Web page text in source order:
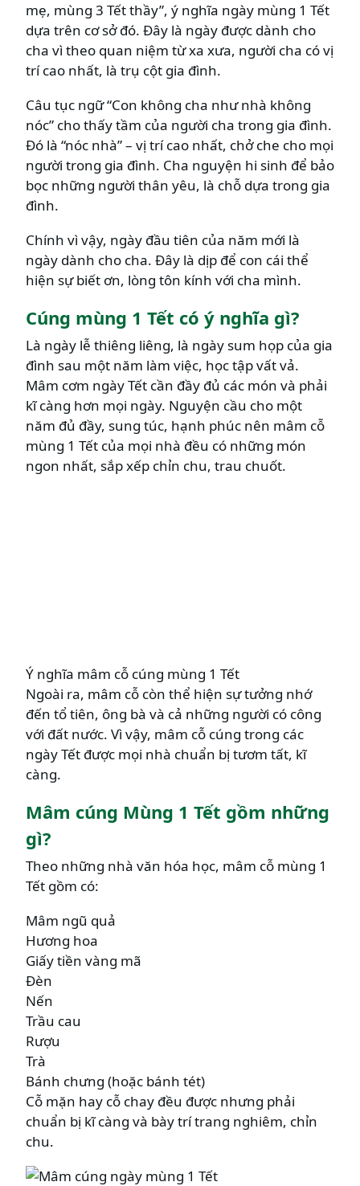
mẹ, mùng 3 Tết thầy”, ý nghĩa ngày mùng 1 Tết
dựa trên cơ sở đó. Đây là ngày được dành cho
cha vì theo quan niệm từ xa xưa, người cha có vị
trí cao nhất, là trụ cột gia đình.
Câu tục ngữ “Con không cha như nhà không
nóc” cho thấy tầm của người cha trong gia đình.
Đó là “nóc nhà” – vị trí cao nhất, chở che cho mọi
người trong gia đình. Cha nguyện hi sinh để bảo
bọc những người thân yêu, là chỗ dựa trong gia
đình.
Chính vì vậy, ngày đầu tiên của năm mới là
ngày dành cho cha. Đây là dịp để con cái thể
hiện sự biết ơn, lòng tôn kính với cha mình.
Cúng mùng 1 Tết có ý nghĩa gì?
Là ngày lễ thiêng liêng, là ngày sum họp của gia
đình sau một năm làm việc, học tập vất vả.
Mâm cơm ngày Tết cần đầy đủ các món và phải
kĩ càng hơn mọi ngày. Nguyện cầu cho một
năm đủ đầy, sung túc, hạnh phúc nên mâm cỗ
mùng 1 Tết của mọi nhà đều có những món
ngon nhất, sắp xếp chỉn chu, trau chuốt.
Ý nghĩa mâm cỗ cúng mùng 1 Tết
Ngoài ra, mâm cỗ còn thể hiện sự tưởng nhớ
đến tổ tiên, ông bà và cả những người có công
với đất nước. Vì vậy, mâm cỗ cúng trong các
ngày Tết được mọi nhà chuẩn bị tươm tất, kĩ
càng.
Mâm cúng Mùng 1 Tết gồm những
gì?
Theo những nhà văn hóa học, mâm cỗ mùng 1
Tết gồm có:
Mâm ngũ quả
Hương hoa
Giấy tiền vàng mã
Đèn
Nến
Trầu cau
Rượu
Trà
Bánh chưng (hoặc bánh tét)
Cỗ mặn hay cỗ chay đều được nhưng phải
chuẩn bị kĩ càng và bày trí trang nghiêm, chỉn
chu.